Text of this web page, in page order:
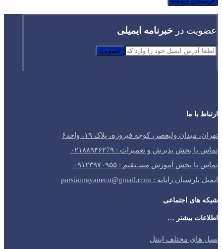
عضویت در خبرنامه ایمیلی
عضویت
ارتباط با ما
تهران، میدان ولیعصر، کوچه فیروزه، پلاک ۱۹، واحد۶
تماس با بخش پذیرش و تعمیرات : ۰۲۱۸۸۹۴۶۲7۹
تماس با بخش آموزش مسـتقیم : ۰۹۱۲۳۹۷۰۹۵۵
ایمیل پارسیان رایانه : parsianrayaneco@gmail.com
شبکه های اجتماعی
اطلاعات بیشتر …
نسل های مختلف اینتل